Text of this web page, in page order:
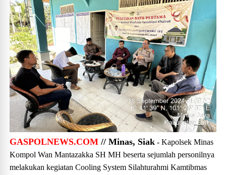
GASPOLNEWS.COM // Minas, Siak - Kapolsek Minas
Kompol Wan Mantazakka SH MH beserta sejumlah personilnya
melakukan kegiatan Cooling System Silahturahmi Kamtibmas